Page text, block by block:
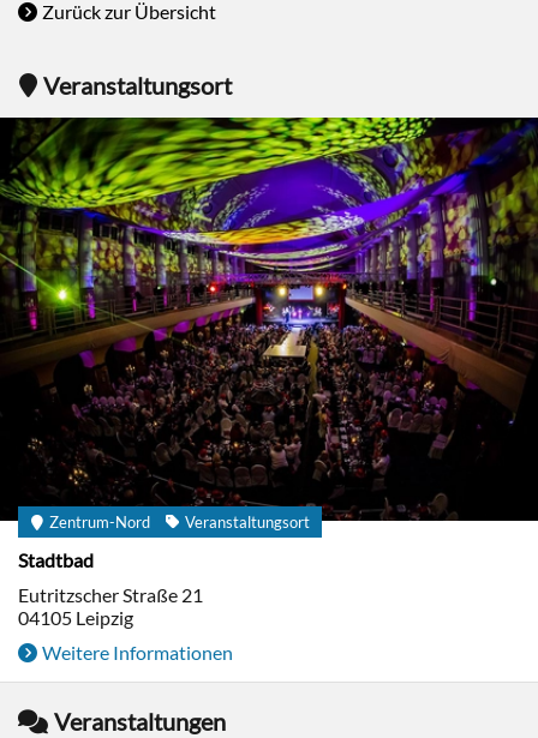
Zurück zur Übersicht
Veranstaltungsort
Zentrum-Nord Veranstaltungsort
Stadtbad
Eutritzscher Straße 21
04105 Leipzig
Weitere Informationen
Veranstaltungen